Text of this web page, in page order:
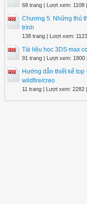
68 trang | Lượt xem: 1108
Chương 5: Những thủ
trình
138 trang | Lượt xem:
Tài liệu học 3DS max
91 trang | Lượt xem: 1800
Hướng dẫn thiết kế
wildfire/creo
11 trang | Lượt xem: 2282